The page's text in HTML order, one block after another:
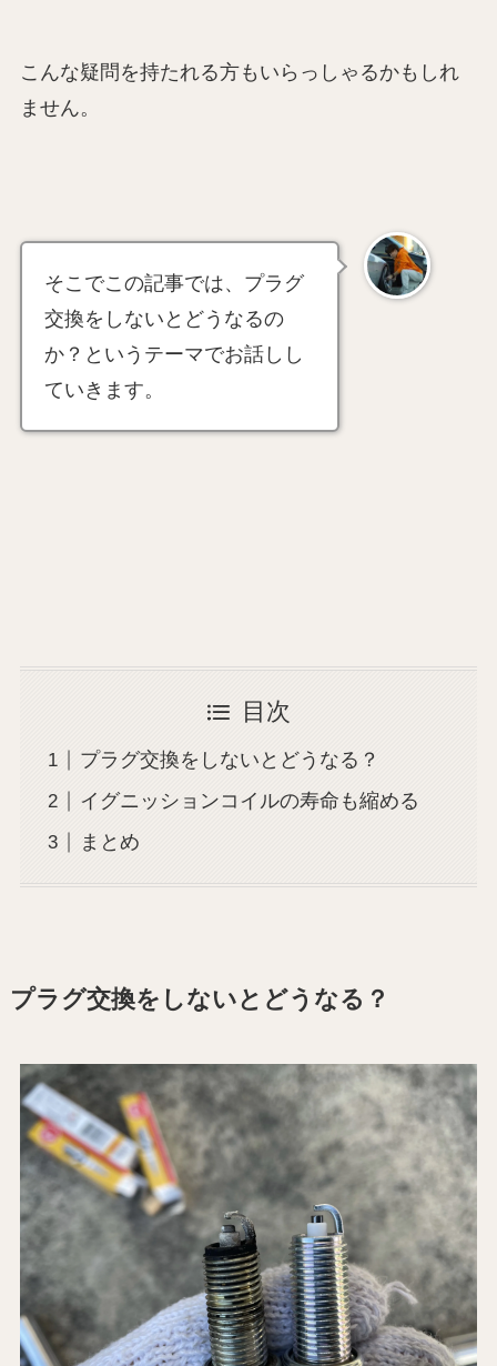
こんな疑問を持たれる方もいらっしゃるかもしれ
ません。
そこでこの記事では、プラグ
交換をしないとどうなるの
か？というテーマでお話しし
ていきます。
目次
プラグ交換をしないとどうなる？
イグニッションコイルの寿命も縮める
まとめ
プラグ交換をしないとどうなる？